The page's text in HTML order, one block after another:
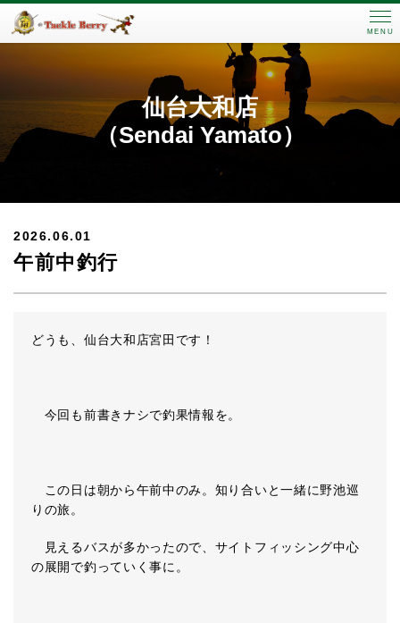
MENU
仙台大和店
（Sendai Yamato）
2026.06.01
午前中釣行
どうも、仙台大和店宮田です！
今回も前書きナシで釣果情報を。
この日は朝から午前中のみ。知り合いと一緒に野池巡
りの旅。
見えるバスが多かったので、サイトフィッシング中心
の展開で釣っていく事に。